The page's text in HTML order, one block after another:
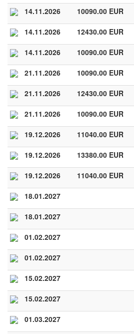
14.11.2026 10090.00 EUR
14.11.2026 12430.00 EUR
14.11.2026 10090.00 EUR
21.11.2026 10090.00 EUR
21.11.2026 12430.00 EUR
21.11.2026 10090.00 EUR
19.12.2026 11040.00 EUR
19.12.2026 13380.00 EUR
19.12.2026 11040.00 EUR
18.01.2027
18.01.2027
01.02.2027
01.02.2027
15.02.2027
15.02.2027
01.03.2027